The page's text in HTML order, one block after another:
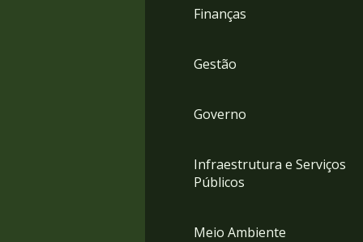
Finanças
Gestão
Governo
Infraestrutura e Serviços
Públicos
Meio Ambiente